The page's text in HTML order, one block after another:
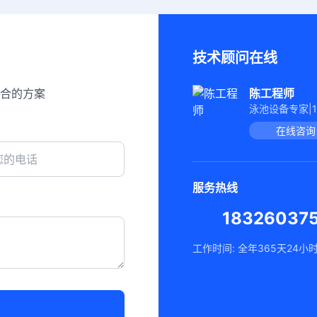
的方案
技术顾问在线
陈工程师
泳池设备专家
在线咨询
服务热线
工作时间: 全年365天24小